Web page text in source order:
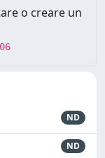
o creare un
ND
ND